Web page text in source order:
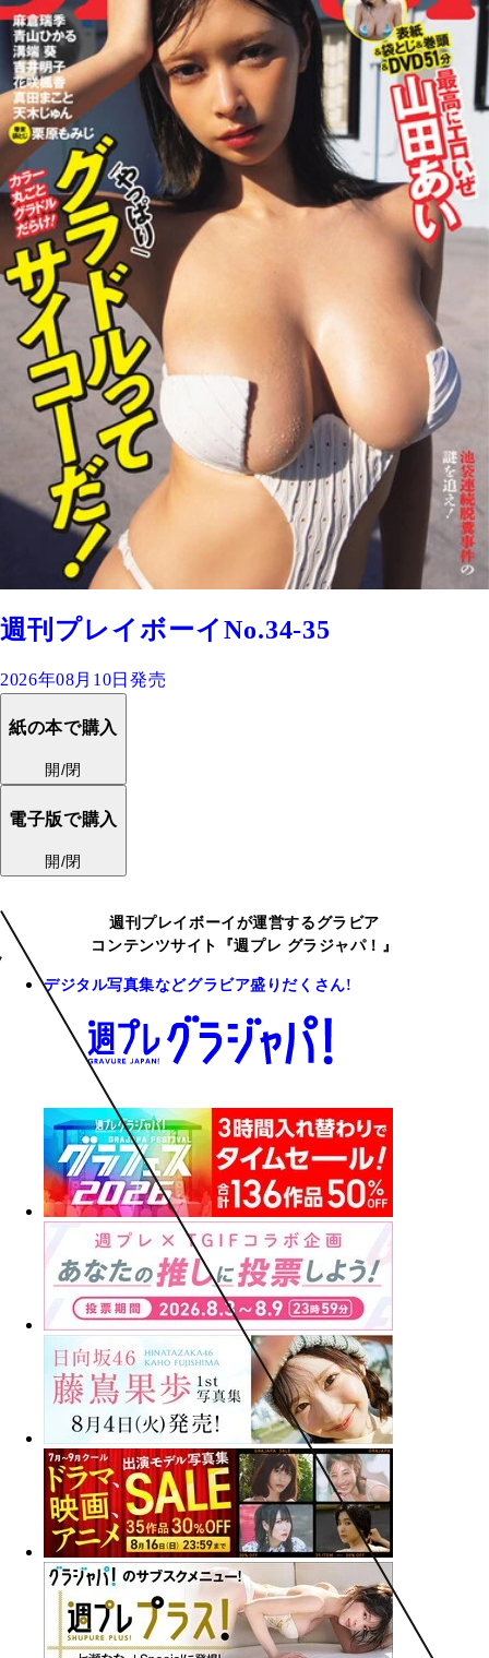
週刊プレイボーイNo.34-35
2026年08月10日発売
紙の本で購入
開/閉
電子版で購入
開/閉
週刊プレイボーイが運営するグラビア
コンテンツサイト『週プレ グラジャパ！』
デジタル写真集などグラビア盛りだくさん!